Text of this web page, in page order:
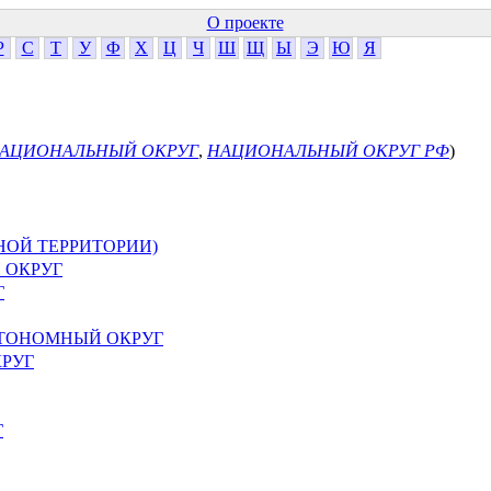
О проекте
С Т У Ф Х Ц Ч Ш Щ Ы Э Ю Я
ОКРУГ, НАЦИОНАЛЬНЫЙ ОКРУГ РФ)
ТЕРРИТОРИИ)
ОКРУГ